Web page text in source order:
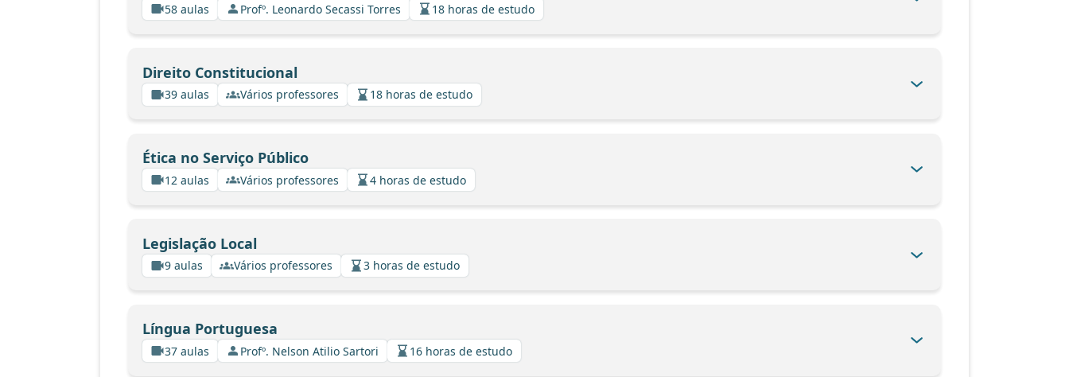
58 aulas Profº. Leonardo Secassi Torres 18 horas de estudo
Direito Constitucional
39 aulas Vários professores 18 horas de estudo
Ética no Serviço Público
12 aulas Vários professores 4 horas de estudo
Legislação Local
9 aulas Vários professores 3 horas de estudo
Língua Portuguesa
37 aulas Profº. Nelson Atilio Sartori 16 horas de estudo